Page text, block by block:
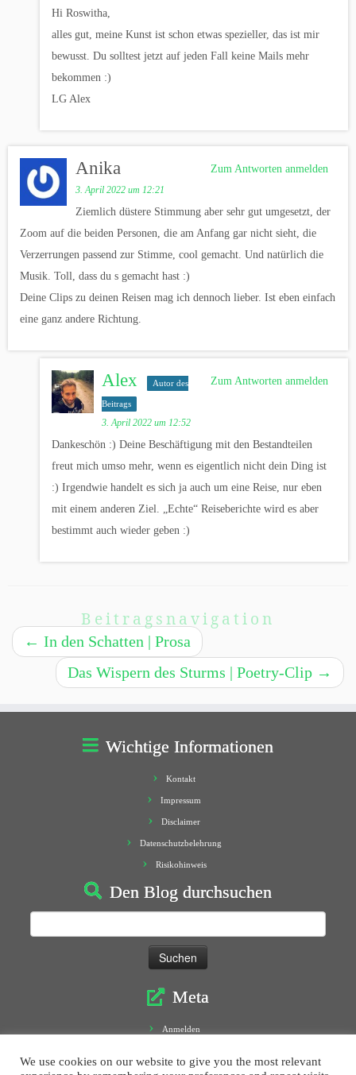
Hi Roswitha,
alles gut, meine Kunst ist schon etwas spezieller, das ist mir
bewusst. Du solltest jetzt auf jeden Fall keine Mails mehr
bekommen :)
LG Alex
Zum Antworten anmelden
Anika
3. April 2022 um 12:21
Ziemlich düstere Stimmung aber sehr gut umgesetzt, der
Zoom auf die beiden Personen, die am Anfang gar nicht sieht, die
Verzerrungen passend zur Stimme, cool gemacht. Und natürlich die
Musik. Toll, dass du s gemacht hast :)
Deine Clips zu deinen Reisen mag ich dennoch lieber. Ist eben einfach
eine ganz andere Richtung.
Zum Antworten anmelden
Alex Autor des
Beitrags
3. April 2022 um 12:52
Dankeschön :) Deine Beschäftigung mit den Bestandteilen
freut mich umso mehr, wenn es eigentlich nicht dein Ding ist
:) Irgendwie handelt es sich ja auch um eine Reise, nur eben
mit einem anderen Ziel. „Echte“ Reiseberichte wird es aber
bestimmt auch wieder geben :)
Beitragsnavigation
← In den Schatten | Prosa
Das Wispern des Sturms | Poetry-Clip →
Wichtige Informationen
Kontakt
Impressum
Disclaimer
Datenschutzbelehrung
Risikohinweis
Den Blog durchsuchen
Meta
Anmelden
Kommentar-Feed
We use cookies on our website to give you the most relevant